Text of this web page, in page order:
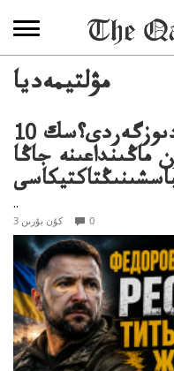
مۋلتيمەديا
10 كۇندە نە وزنەردىوزگەردى؟سك
جاڭا
..
3 كۇن بۇرىن 0